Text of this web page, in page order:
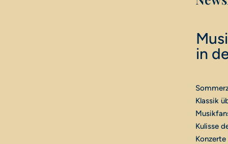
in
Klassik
Kulisse